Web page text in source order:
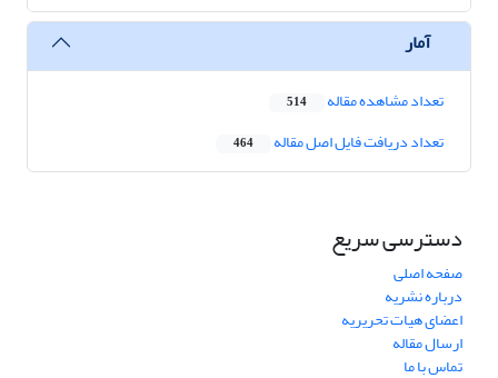
آمار
تعداد مشاهده مقاله 514
تعداد دریافت فایل اصل مقاله 464
دسترسی سریع
صفحه اصلی
درباره نشریه
اعضای هیات تحریریه
ارسال مقاله
تماس با ما